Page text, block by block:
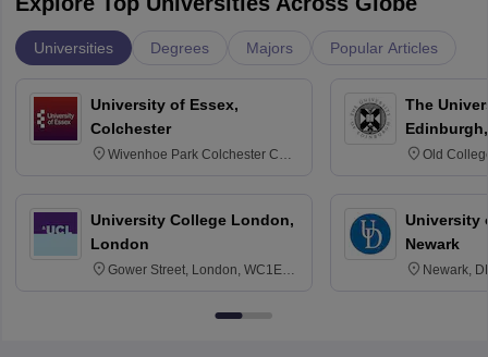
Universities Degrees Majors Popular Articles
University of Essex,
Colchester
Wivenhoe Park Colchester CO4
University College London,
London
Gower Street, London, WC1E
The
Old
University
Newark
Newark,